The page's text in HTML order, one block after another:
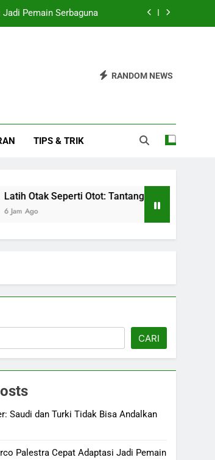
Pemain Serbaguna
CFN Agustus 2026
Andalkan Aliansi AS
Pemulihan Kognitif
RANDOM NEWS
TIPS & TRIK
Otak Seperti Otot: Tantangan dan Pemulihan
CARI
Saudi dan Turki Tidak Bisa Andalkan
Palestra Cepat Adaptasi Jadi Pemain